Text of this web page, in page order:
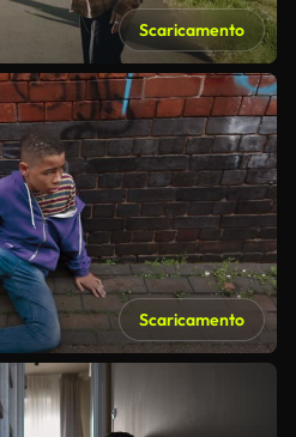
Scaricamento
Scaricamento